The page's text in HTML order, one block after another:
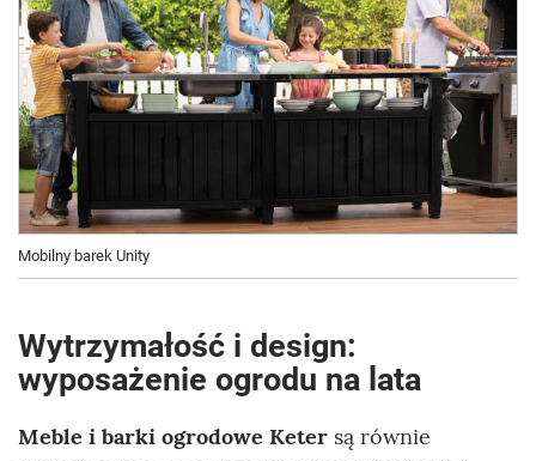
Mobilny barek Unity
Wytrzymałość i design:
wyposażenie ogrodu na lata
Meble i barki ogrodowe Keter są równie